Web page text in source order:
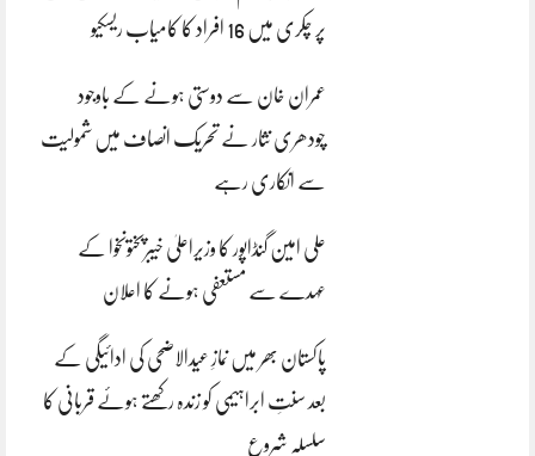
پر چکری میں 16 افراد کا کامیاب ریسکیو
عمران خان سے دوستی ہونے کے باوجود
چودھری نثار نے تحریک انصاف میں شمولیت
سے انکاری رہے
علی امین گنڈاپور کا وزیراعلیٰ خیبرپختونخوا کے
عہدے سے مستعفی ہونے کا اعلان
پاکستان بھر میں نمازِ عیدالاضحی کی ادائیگی کے
بعد سنتِ ابراہیمی کو زندہ رکھتے ہوئے قربانی کا
سلسلہ شروع